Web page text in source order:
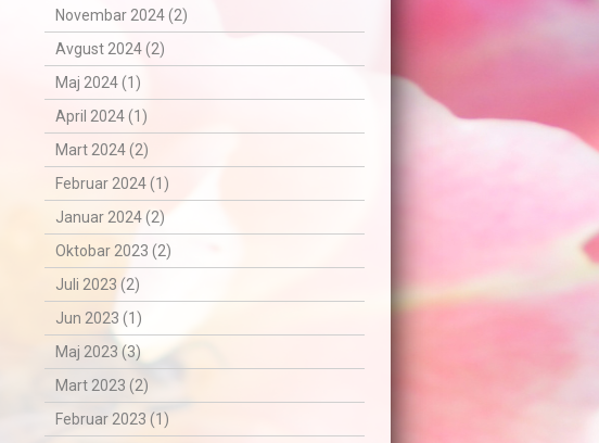
Novembar 2024 (2)
Avgust 2024 (2)
Maj 2024 (1)
April 2024 (1)
Mart 2024 (2)
Februar 2024 (1)
Januar 2024 (2)
Oktobar 2023 (2)
Juli 2023 (2)
Jun 2023 (1)
Maj 2023 (3)
Mart 2023 (2)
Februar 2023 (1)